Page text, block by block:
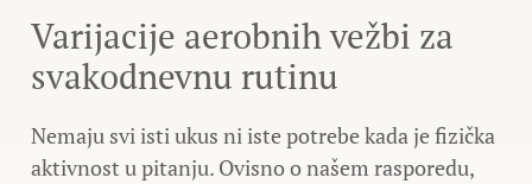
Varijacije aerobnih vežbi za
svakodnevnu rutinu
Nemaju svi isti ukus ni iste potrebe kada je fizička
aktivnost u pitanju. Ovisno o našem rasporedu,